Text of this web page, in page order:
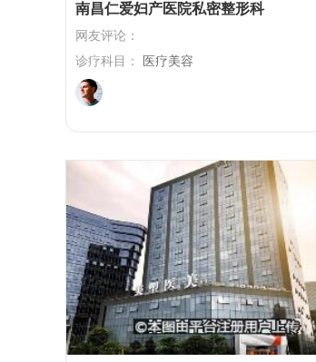
南昌仁爱妇产医院私密整形科
网友评论：
诊疗科目：
医疗美容